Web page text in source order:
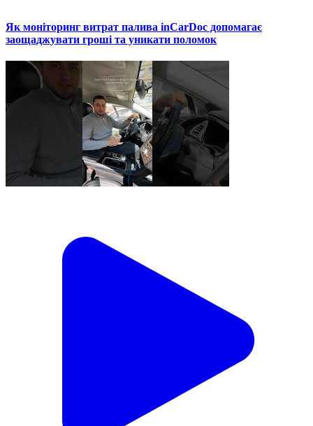
Як моніторинг витрат палива inCarDoc допомагає
заощаджувати гроші та уникати поломок